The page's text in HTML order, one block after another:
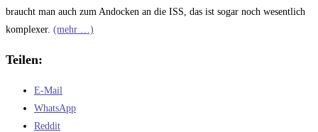
braucht man auch zum Andocken an die ISS, das ist sogar noch wesentlich
komplexer. (mehr …)
Teilen:
E-Mail
WhatsApp
Reddit